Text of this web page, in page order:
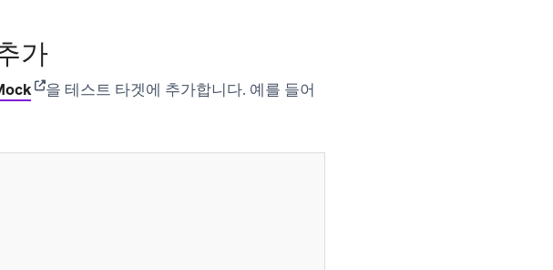
가
(opens in new tab)
을 테스트 타겟에 추가합니다. 예를 들어